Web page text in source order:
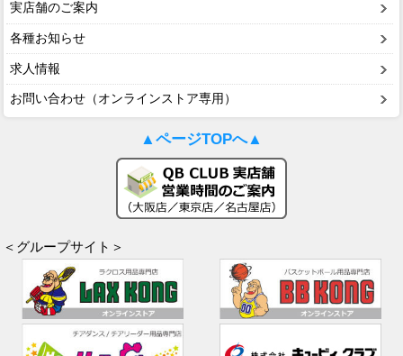
実店舗のご案内
各種お知らせ
求人情報
お問い合わせ（オンラインストア専用）
▲ページTOPへ▲
＜グループサイト＞